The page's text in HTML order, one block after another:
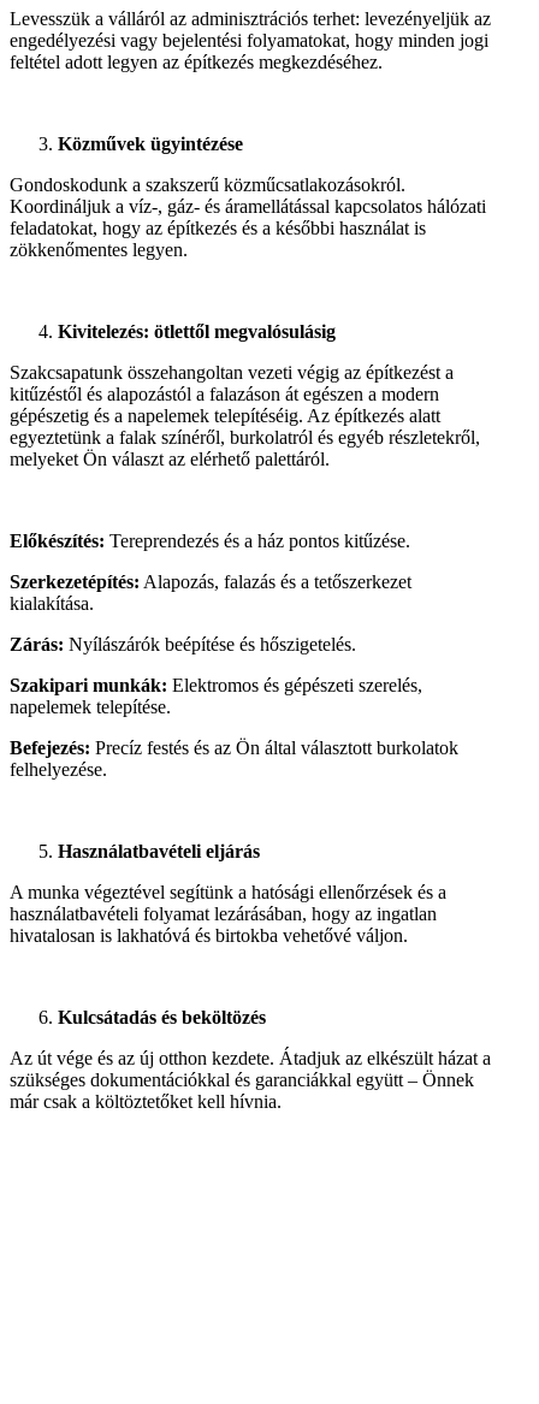
Levesszük a válláról az adminisztrációs terhet: levezényeljük az
engedélyezési vagy bejelentési folyamatokat, hogy minden jogi
feltétel adott legyen az építkezés megkezdéséhez.
Közművek ügyintézése
Gondoskodunk a szakszerű közműcsatlakozásokról.
Koordináljuk a víz-, gáz- és áramellátással kapcsolatos hálózati
feladatokat, hogy az építkezés és a későbbi használat is
zökkenőmentes legyen.
Kivitelezés: ötlettől megvalósulásig
Szakcsapatunk összehangoltan vezeti végig az építkezést a
kitűzéstől és alapozástól a falazáson át egészen a modern
gépészetig és a napelemek telepítéséig. Az építkezés alatt
egyeztetünk a falak színéről, burkolatról és egyéb részletekről,
melyeket Ön választ az elérhető palettáról.
Előkészítés: Tereprendezés és a ház pontos kitűzése.
Szerkezetépítés: Alapozás, falazás és a tetőszerkezet
kialakítása.
Zárás: Nyílászárók beépítése és hőszigetelés.
Szakipari munkák: Elektromos és gépészeti szerelés,
napelemek telepítése.
Befejezés: Precíz festés és az Ön által választott burkolatok
felhelyezése.
Használatbavételi eljárás
A munka végeztével segítünk a hatósági ellenőrzések és a
használatbavételi folyamat lezárásában, hogy az ingatlan
hivatalosan is lakhatóvá és birtokba vehetővé váljon.
Kulcsátadás és beköltözés
Az út vége és az új otthon kezdete. Átadjuk az elkészült házat a
szükséges dokumentációkkal és garanciákkal együtt – Önnek
már csak a költöztetőket kell hívnia.